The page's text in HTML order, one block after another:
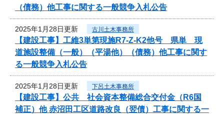
（債務）他工事に関する一般競争入札公告
2025年1月28日更新 古川土木事務所
【建設工事】工維3単第現施R7-Z-K2他号 県単 現
道施設整備（一般）（平湯他）（債務）他工事に関す
る一般競争入札公告
2025年1月28日更新 下呂土木事務所
【建設工事】公共 社会資本整備総合交付金（R6国
補正）他 赤沼田工区道路改良（翌債）工事に関する一